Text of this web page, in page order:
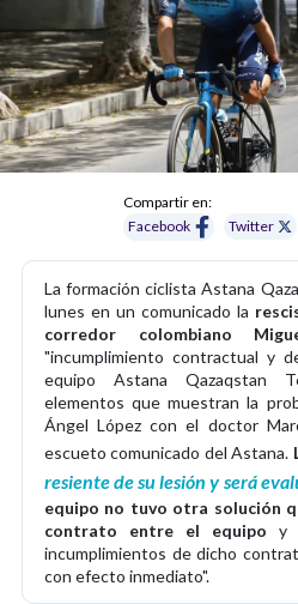
Compartir en:
Facebook
Twitter
La formación ciclista Astana
lunes en un comunicado la
corredor colombiano
"incumplimiento contractual y
equipo Astana Qazaqstan
elementos que muestran la
Ángel López con el doctor
escueto comunicado del Astana.
resiente de su lesión y será
equipo no tuvo otra solución
contrato entre el equipo y
incumplimientos de dicho
con efecto inmediato".